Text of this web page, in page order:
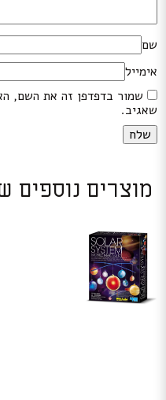
שם
אימייל
שמור בדפדפן זה את השם,
שאגיב.
מוצרים נוספים